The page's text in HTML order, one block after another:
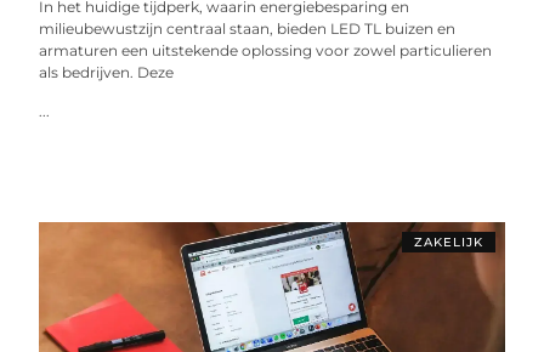
In het huidige tijdperk, waarin energiebesparing en
milieubewustzijn centraal staan, bieden LED TL buizen en
armaturen een uitstekende oplossing voor zowel particulieren
als bedrijven. Deze
...
ZAKELIJK